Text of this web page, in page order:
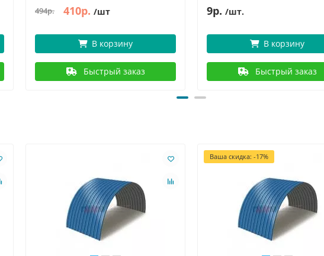
494р. 410р. /шт
В корзину
Быстрый заказ
9р. /шт.
В корзину
Быстрый заказ
Ваша скидка: -17%